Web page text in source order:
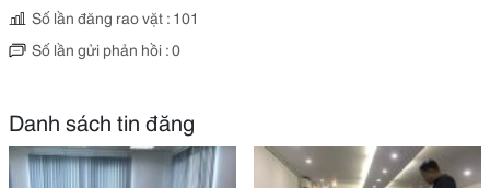
Số lần đăng rao vặt : 101
Số lần gửi phản hồi : 0
Danh sách tin đăng